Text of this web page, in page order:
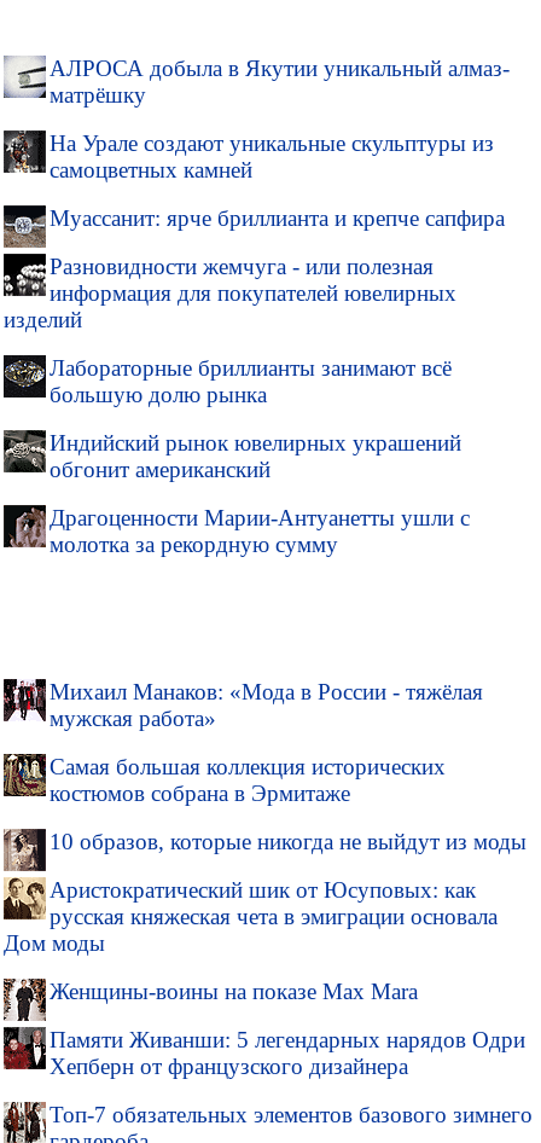
АЛРОСА добыла в Якутии уникальный алмаз-
матрёшку
На Урале создают уникальные скульптуры из
самоцветных камней
Муассанит: ярче бриллианта и крепче сапфира
Разновидности жемчуга - или полезная
информация для покупателей ювелирных
изделий
Лабораторные бриллианты занимают всё
большую долю рынка
Индийский рынок ювелирных украшений
обгонит американский
Драгоценности Марии-Антуанетты ушли с
молотка за рекордную сумму
Михаил Манаков: «Мода в России - тяжёлая
мужская работа»
Самая большая коллекция исторических
костюмов собрана в Эрмитаже
10 образов, которые никогда не выйдут из моды
Аристократический шик от Юсуповых: как
русская княжеская чета в эмиграции основала
Дом моды
Женщины-воины на показе Max Mara
Памяти Живанши: 5 легендарных нарядов Одри
Хепберн от французского дизайнера
Топ-7 обязательных элементов базового зимнего